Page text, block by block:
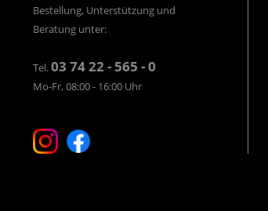
Bestellung, Unterstützung und
Beratung unter:
Tel.03 74 22 - 565 - 0
Mo-Fr, 08:00 - 16:00 Uhr